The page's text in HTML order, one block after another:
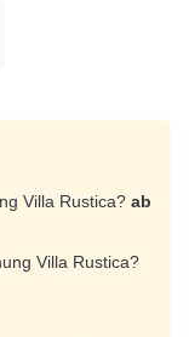
Villa Rustica? ab
Villa Rustica?